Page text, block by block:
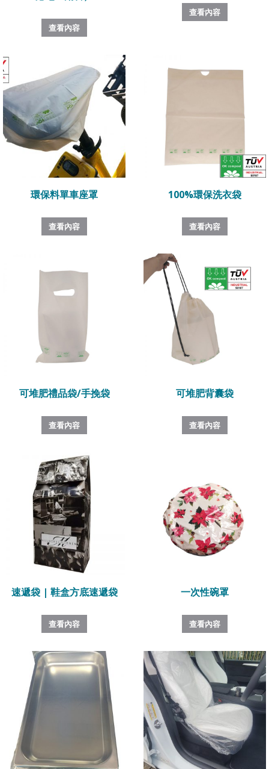
查看內容
查看內容
環保料單車座罩
查看內容
100%環保洗衣袋
查看內容
可堆肥禮品袋/手挽袋
查看內容
可堆肥背囊袋
查看內容
速遞袋 | 鞋盒方底速遞袋
查看內容
一次性碗罩
查看內容